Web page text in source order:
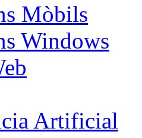
Mòbils
Windows
Artificial